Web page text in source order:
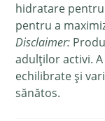
hidratare
pentru a
Disclaimer:
adulților activi.
echilibrate și
sănătos.